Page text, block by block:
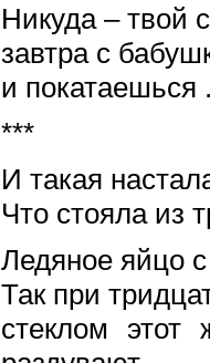
Никуда – твой
завтра с
и покатаешься
***
И такая
Что стояла из
Ледяное яйцо
Так при
стеклом